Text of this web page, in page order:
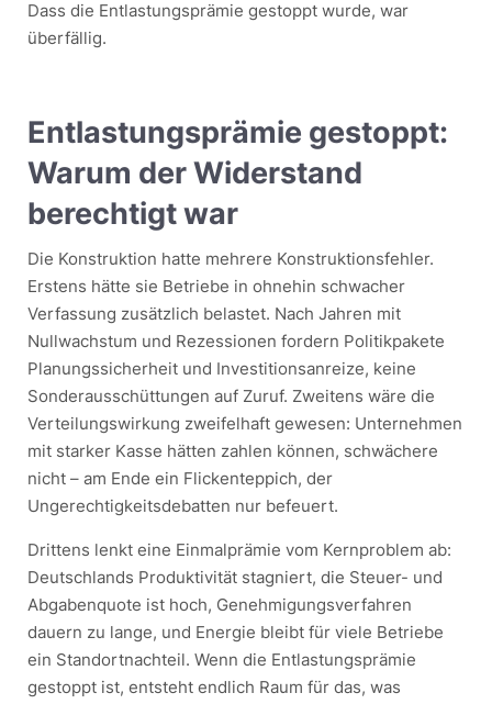
Dass die Entlastungsprämie gestoppt wurde, war
überfällig.
Entlastungsprämie gestoppt:
Warum der Widerstand
berechtigt war
Die Konstruktion hatte mehrere Konstruktionsfehler.
Erstens hätte sie Betriebe in ohnehin schwacher
Verfassung zusätzlich belastet. Nach Jahren mit
Nullwachstum und Rezessionen fordern Politikpakete
Planungssicherheit und Investitionsanreize, keine
Sonderausschüttungen auf Zuruf. Zweitens wäre die
Verteilungswirkung zweifelhaft gewesen: Unternehmen
mit starker Kasse hätten zahlen können, schwächere
nicht – am Ende ein Flickenteppich, der
Ungerechtigkeitsdebatten nur befeuert.
Drittens lenkt eine Einmalprämie vom Kernproblem ab:
Deutschlands Produktivität stagniert, die Steuer- und
Abgabenquote ist hoch, Genehmigungsverfahren
dauern zu lange, und Energie bleibt für viele Betriebe
ein Standortnachteil. Wenn die Entlastungsprämie
gestoppt ist, entsteht endlich Raum für das, was